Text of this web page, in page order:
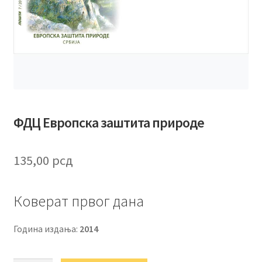
ФДЦ Европска заштита природе
135,00 рсд
Коверат првог дана
Година издања: 2014